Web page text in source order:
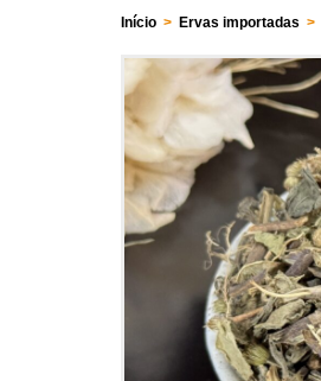
Início > Ervas importadas >